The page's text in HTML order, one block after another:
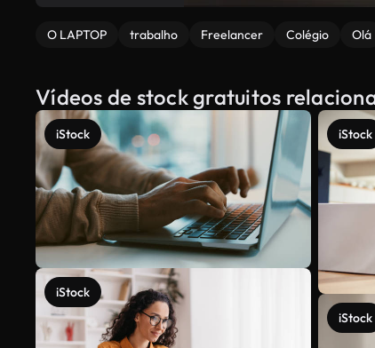
O LAPTOP trabalho Freelancer Colégio Olá
Vídeos de stock gratuitos
iStock
iStock
iStock
iStock